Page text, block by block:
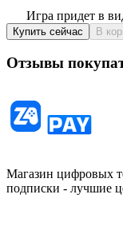
Игра придет в
Купить сейчас В
Отзывы
Магазин цифровых
подписки - лучшие